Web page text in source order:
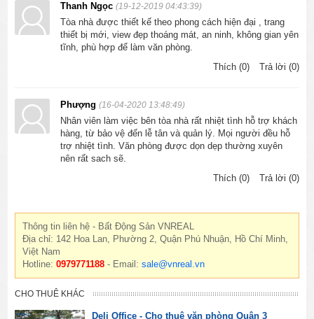
Thanh Ngọc(19-12-2019 04:43:39)
Tòa nhà được thiết kế theo phong cách hiện đại , trang
thiết bị mới, view đẹp thoáng mát, an ninh, không gian yên
tĩnh, phù hợp để làm văn phòng.
Thích (0)
Trả lời (0)
Phượng(16-04-2020 13:48:49)
Nhân viên làm việc bên tòa nhà rất nhiệt tình hỗ trợ khách
hàng, từ bảo vệ đến lễ tân và quản lý. Mọi người đều hỗ
trợ nhiệt tình. Văn phòng được dọn dẹp thường xuyên
nên rất sach sẽ.
Thích (0)
Trả lời (0)
Thông tin liên hệ - Bất Động Sản VNREAL
Địa chỉ: 142 Hoa Lan, Phường 2, Quận Phú Nhuận, Hồ Chí Minh,
Việt Nam
Hotline:0979771188 - Email:sale@vnreal.vn
CHO THUÊ KHÁC
Deli Office - Cho thuê văn phòng Quận 3